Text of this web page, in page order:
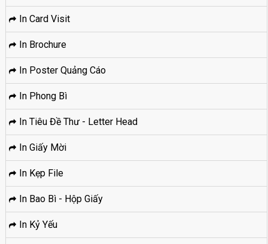
In Card Visit
In Brochure
In Poster Quảng Cáo
In Phong Bì
In Tiêu Đề Thư - Letter Head
In Giấy Mời
In Kẹp File
In Bao Bì - Hộp Giấy
In Kỷ Yếu